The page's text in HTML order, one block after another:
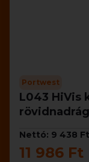
Portwest
L043 HiVis
rövidnadrág
Nettó: 9 438 Ft
11 986 Ft